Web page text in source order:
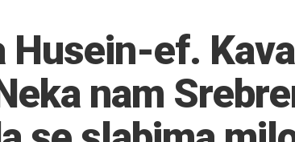
Husein-ef.
nam